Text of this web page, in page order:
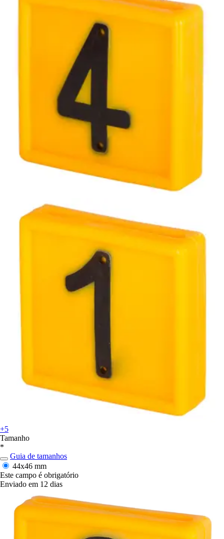
+5
Tamanho
*
Guia de tamanhos
44x46 mm
Este campo é obrigatório
Enviado em 12 dias